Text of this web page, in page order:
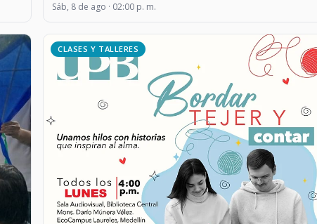
Sáb, 8 de ago · 02:00 p. m.
CLASES Y TALLERES